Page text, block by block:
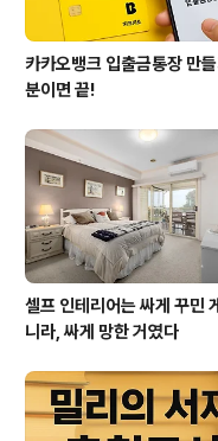
카카오뱅크 입출금통장 만
분이면 끝!
셀프 인테리어는 싸게 꾸민
니라, 싸게 망한 거였다